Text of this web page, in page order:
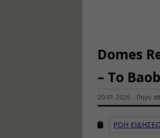
Domes
– Το
20-01-2026 - Πηγή:
ΡΟΗ